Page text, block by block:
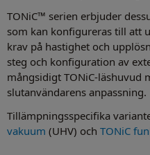
TONiC™ serien erbjuder
som kan konfigureras till att
krav på hastighet och
steg och konfiguration av
mångsidigt TONiC-läshuvud
slutanvändarens anpassning.
Tillämpningsspecifika
vakuum (UHV) och TONiC